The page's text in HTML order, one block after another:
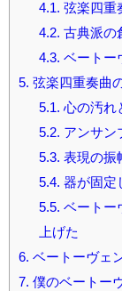
4.1. 弦楽四重
4.2. 古典派の
4.3. ベートー
5. 弦楽四重奏曲
5.1. 心の汚れ
5.2. アンサン
5.3. 表現の振
5.4. 器が固定
5.5. ベートー
上げた
6. ベートーヴェ
7. 僕のベートー